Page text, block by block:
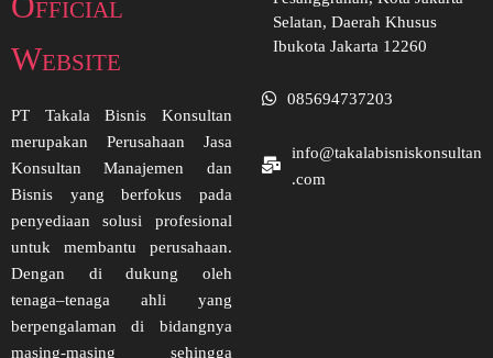
Website
PT Takala Bisnis Konsultan
merupakan Perusahaan Jasa
Konsultan Manajemen dan
Bisnis yang berfokus pada
penyediaan solusi profesional
untuk membantu perusahaan.
Dengan di dukung oleh
tenaga–tenaga ahli yang
berpengalaman di bidangnya
masing-masing sehingga
Selatan, Daerah Khusus
Ibukota Jakarta 12260
085694737203
info@takalabisniskonsultan
.com